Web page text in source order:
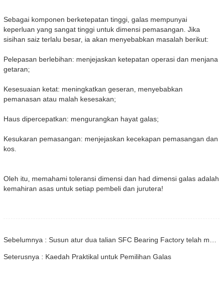
Sebagai komponen berketepatan tinggi, galas mempunyai
keperluan yang sangat tinggi untuk dimensi pemasangan. Jika
sisihan saiz terlalu besar, ia akan menyebabkan masalah berikut:
Pelepasan berlebihan: menjejaskan ketepatan operasi dan menjana
getaran;
Kesesuaian ketat: meningkatkan geseran, menyebabkan
pemanasan atau malah kesesakan;
Haus dipercepatkan: mengurangkan hayat galas;
Kesukaran pemasangan: menjejaskan kecekapan pemasangan dan
kos.
Oleh itu, memahami toleransi dimensi dan had dimensi galas adalah
kemahiran asas untuk setiap pembeli dan jurutera!
Seterusnya : Kaedah Praktikal untuk Pemilihan Galas